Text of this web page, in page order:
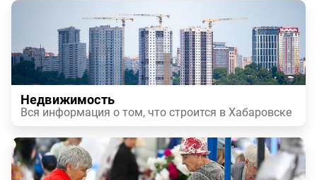
Недвижимость
Вся информация о том, что строится в Хабаровске